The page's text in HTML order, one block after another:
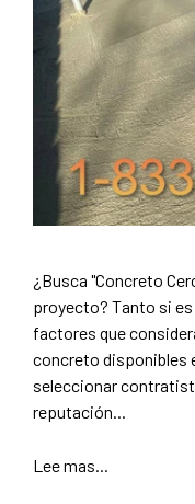
¿Busca "Concreto
proyecto? Tanto si
factores que
concreto disponibles
seleccionar
reputación...
Lee mas...